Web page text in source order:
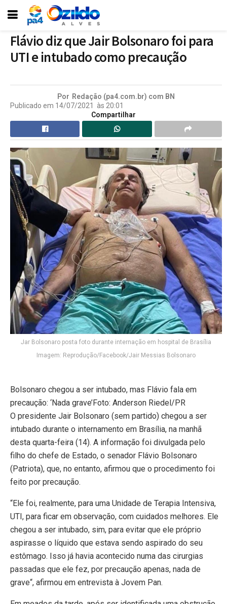
Flávio diz que Jair Bolsonaro foi para
UTI e intubado como precaução
Por Redação (pa4.com.br) com BN
Publicado em 14/07/2021 às 20:01
Compartilhar
Jar Bolsonaro posta foto durante internação em hospital de Brasília
Imagem: Reprodução/Facebook/Jair Messias Bolsonaro
Bolsonaro chegou a ser intubado, mas Flávio fala em
precaução: ‘Nada grave’Foto: Anderson Riedel/PR
O presidente Jair Bolsonaro (sem partido) chegou a ser
intubado durante o internamento em Brasília, na manhã
desta quarta-feira (14). A informação foi divulgada pelo
filho do chefe de Estado, o senador Flávio Bolsonaro
(Patriota), que, no entanto, afirmou que o procedimento foi
feito por precaução.
“Ele foi, realmente, para uma Unidade de Terapia Intensiva,
UTI, para ficar em observação, com cuidados melhores. Ele
chegou a ser intubado, sim, para evitar que ele próprio
aspirasse o líquido que estava sendo aspirado do seu
estômago. Isso já havia acontecido numa das cirurgias
passadas que ele fez, por precaução apenas, nada de
grave“, afirmou em entrevista à Jovem Pan.